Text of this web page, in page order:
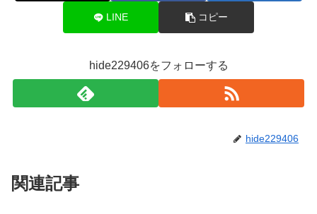
LINE コピー
hide229406をフォローする
hide229406
関連記事